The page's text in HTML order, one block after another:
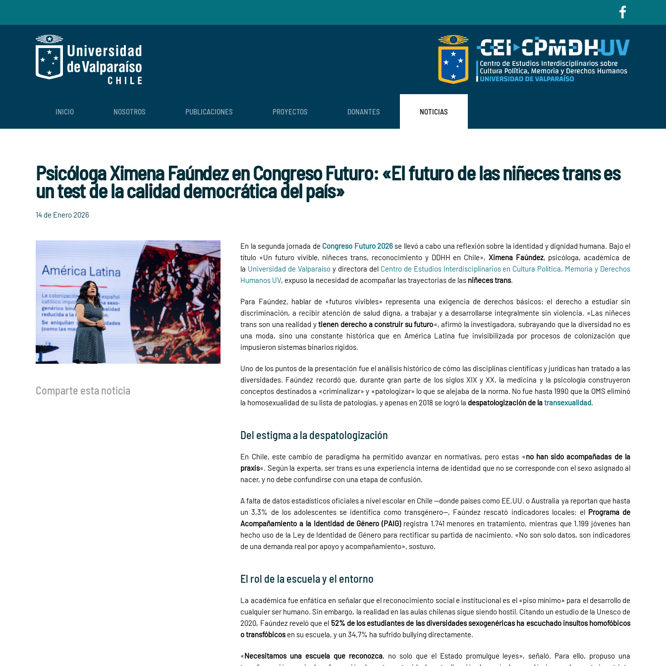
Skip to main content
INICIO NOSOTROS PUBLICACIONES PROYECTOS DONANTES NOTICIAS
Psicóloga Ximena Faúndez en Congreso Futuro: «El futuro de las niñeces trans es
un test de la calidad democrática del país»
14 de Enero 2026
Comparte esta noticia
En la segunda jornada de Congreso Futuro 2026se llevó a cabo una reflexión sobre la identidad y dignidad humana. Bajo el
título «Un futuro vivible, niñeces trans, reconocimiento y DDHH en Chile», Ximena Faúndez, psicóloga, académica de
la Universidad de Valparaíso y directora del Centro de Estudios Interdisciplinarios en Cultura Política, Memoria y Derechos
Humanos UV, expuso la necesidad de acompañar las trayectorias de las niñeces trans.
Para Faúndez, hablar de «futuros vivibles» representa una exigencia de derechos básicos: el derecho a estudiar sin
discriminación, a recibir atención de salud digna, a trabajar y a desarrollarse integralmente sin violencia. «Las niñeces
trans son una realidad ytienen derecho a construir su futuro«, afirmó la investigadora, subrayando que la diversidad no es
una moda, sino una constante histórica que en América Latina fue invisibilizada por procesos de colonización que
impusieron sistemas binarios rígidos.
Uno de los puntos de la presentación fue el análisis histórico de cómo las disciplinas científicas y jurídicas han tratado a las
diversidades. Faúndez recordó que, durante gran parte de los siglos XIX y XX, la medicina y la psicología construyeron
conceptos destinados a «criminalizar» y «patologizar» lo que se alejaba de la norma. No fue hasta 1990 que la OMS eliminó
la homosexualidad de su lista de patologías, y apenas en 2018 se logró la despatologización de latransexualidad.
Del estigma a la despatologización
En Chile, este cambio de paradigma ha permitido avanzar en normativas, pero estas «no han sido acompañadas de la
praxis«. Según la experta, ser trans es una experiencia interna de identidad que no se corresponde con el sexo asignado al
nacer, y no debe confundirse con una etapa de confusión.
A falta de datos estadísticos oficiales a nivel escolar en Chile —donde países como EE.UU. o Australia ya reportan que hasta
un 3,3% de los adolescentes se identifica como transgénero—, Faúndez rescató indicadores locales: el Programa de
Acompañamiento a la Identidad de Género (PAIG)registra 1.741 menores en tratamiento, mientras que 1.199 jóvenes han
hecho uso de la Ley de Identidad de Género para rectificar su partida de nacimiento. «No son solo datos, son indicadores
de una demanda real por apoyo y acompañamiento», sostuvo.
El rol de la escuela y el entorno
La académica fue enfática en señalar que el reconocimiento social e institucional es el «piso mínimo» para el desarrollo de
cualquier ser humano. Sin embargo, la realidad en las aulas chilenas sigue siendo hostil. Citando un estudio de la Unesco de
2020, Faúndez reveló que el 52% de los estudiantes de las diversidades sexogenéricas ha escuchado insultos homofóbicos
o transfóbicos en su escuela, y un 34,7% ha sufrido bullying directamente.
«Necesitamos una escuela que reconozca, no solo que el Estado promulgue leyes», señaló. Para ello, propuso una